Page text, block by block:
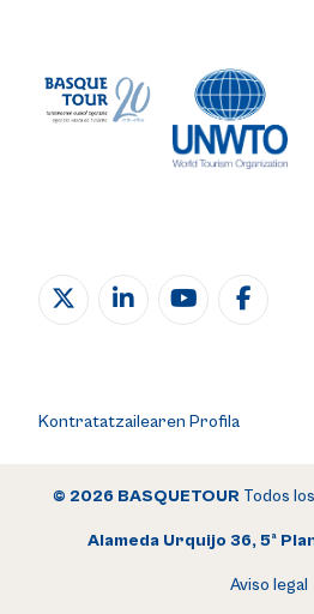
Kontratatzailearen Profila
© 2026 BASQUETOURTodos
Alameda Urquijo 36, 5ª
Aviso legal